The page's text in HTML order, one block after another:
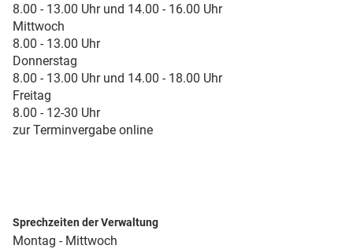
8.00 - 13.00 Uhr und 14.00 - 16.00 Uhr
Mittwoch
8.00 - 13.00 Uhr
Donnerstag
8.00 - 13.00 Uhr und 14.00 - 18.00 Uhr
Freitag
8.00 - 12-30 Uhr
zur Terminvergabe online
Sprechzeiten der Verwaltung
Montag - Mittwoch